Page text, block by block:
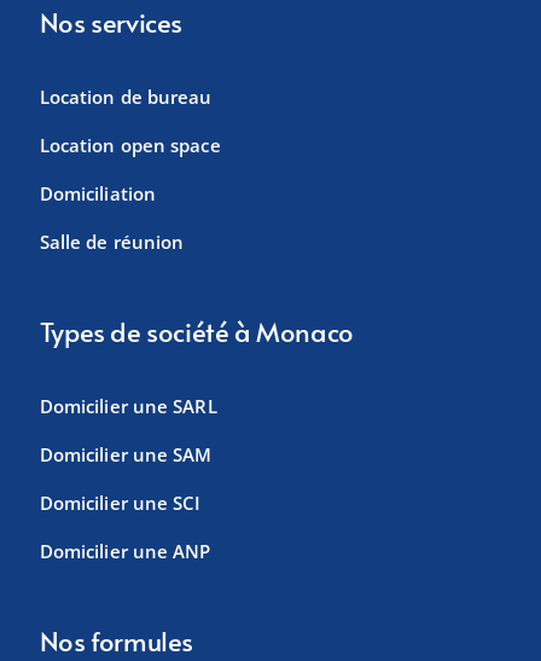
Nos services
Location de bureau
Location open space
Domiciliation
Salle de réunion
Types de société à Monaco
Domicilier une SARL
Domicilier une SAM
Domicilier une SCI
Domicilier une ANP
Nos formules